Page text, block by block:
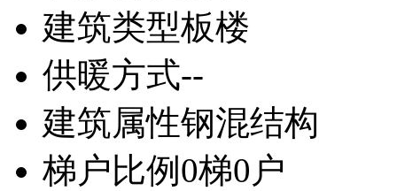
建筑类型板楼
供暖方式--
建筑属性钢混结构
梯户比例 0梯0户